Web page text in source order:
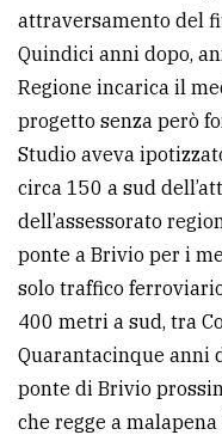
attraversamento del
Quindici anni dopo,
Regione incarica il
progetto senza però
Studio aveva
circa 150 a sud
dell’assessorato
ponte a Brivio per i
solo traffico
400 metri a sud, tra
Quarantacinque anni
ponte di Brivio
che regge a